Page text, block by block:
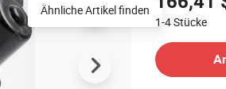
1-4Stücke
Ähnliche Artikel finden